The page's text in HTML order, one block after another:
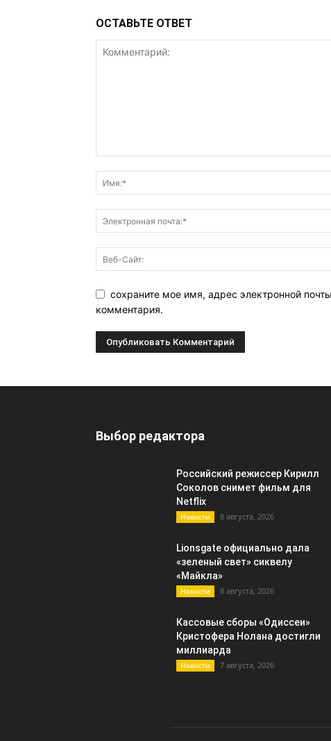
ОСТАВЬТЕ ОТВЕТ
сохраните мое имя, адрес электронной
комментария.
Выбор редактора
Российский режиссер Кирилл
Соколов снимет фильм для
Netflix
Новости 8 августа, 2026
Lionsgate официально дала
«зеленый свет» сиквелу
«Майкла»
Новости 8 августа, 2026
Кассовые сборы «Одиссеи»
Кристофера Нолана достигли
миллиарда
Новости 7 августа, 2026